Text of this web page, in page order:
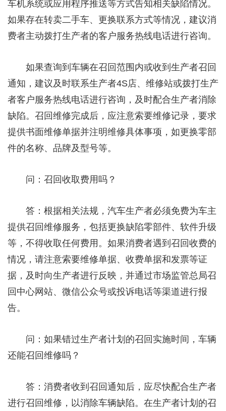
车机系统或应用程序推送等方式告知相关缺陷情况。
如果存在转卖二手车、更换联系方式等情况，建议消
费者主动拨打生产者的客户服务热线电话进行咨询。
如果查询到车辆在召回范围内或收到生产者召回
通知，建议及时联系生产者4S店、维修站或拨打生产
者客户服务热线电话进行咨询，及时配合生产者消除
缺陷。召回维修完成后，应注意索要维修记录，要求
提供书面维修单据并注明维修具体事项，如更换零部
件的名称、品牌及型号等。
问：召回收取费用吗？
答：根据相关法规，汽车生产者必须免费为车主
提供召回维修服务，包括更换缺陷零部件、软件升级
等，不得收取任何费用。如果消费者遇到召回收费的
情况，请注意索要维修单据、收费单据和发票等证
据，及时向生产者进行反映，并通过市场监管总局召
回中心网站、微信公众号或投诉电话等渠道进行报
告。
问：如果错过生产者计划的召回实施时间，车辆
还能召回维修吗？
答：消费者收到召回通知后，应尽快配合生产者
进行召回维修，以消除车辆缺陷。在生产者计划的召